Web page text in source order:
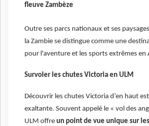
fleuve Zambèze
Outre ses parcs nationaux et ses
la Zambie se distingue comme une
pour l'aventure et les sports extrêmes en
Survoler les chutes Victoria en ULM
Découvrir les chutes Victoria d’en haut
exaltante. Souvent appelé le « vol des
ULM offre un point de vue unique sur